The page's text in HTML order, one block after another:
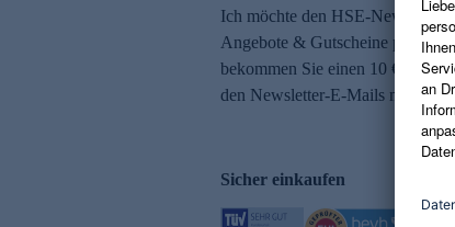
Ich möchte den HSE-Newsletter
Angebote & Gutscheine per E-
bekommen Sie einen 10 €
den Newsletter-E-Mails möglich.
Sicher einkaufen